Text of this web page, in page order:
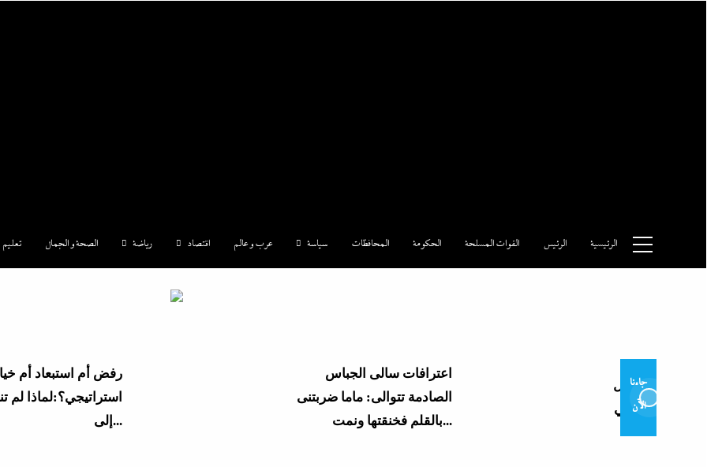
الرئيسية الرئيس القوات المسلحة الحكومة المحافظات سياسة عرب و عالم اقتصاد رياضة الصحة و الجمال تعليم
جاءنا
الآن
رفض أم استبعاد أم خيار
استراتيجي؟:لماذا لم تنضم مصر
اعترافات سالى الجباس
الصادمة تتوالى: ماما ضربتنى